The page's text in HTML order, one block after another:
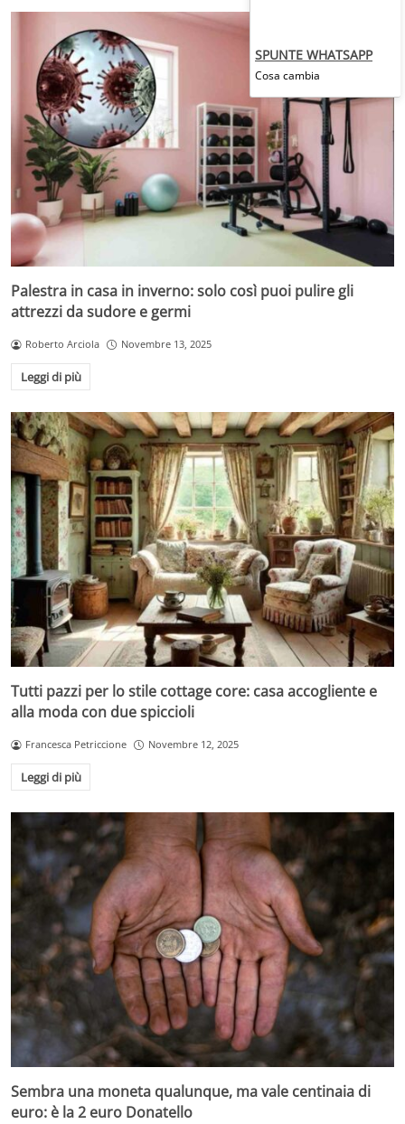
Palestra in casa in inverno: solo così puoi pulire gli
attrezzi da sudore e germi
Roberto Arciola Novembre 13, 2025
Leggi di più
Tutti pazzi per lo stile cottage core: casa accogliente e
alla moda con due spiccioli
Francesca Petriccione Novembre 12, 2025
Leggi di più
Sembra una moneta qualunque, ma vale centinaia di
euro: è la 2 euro Donatello
SPUNTE WHATSAPP
Cosa cambia